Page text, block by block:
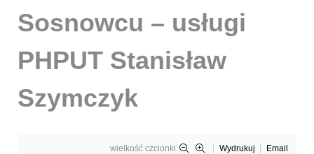
Sosnowcu – usługi
PHPUT Stanisław
Szymczyk
wielkość czcionki Wydrukuj Email